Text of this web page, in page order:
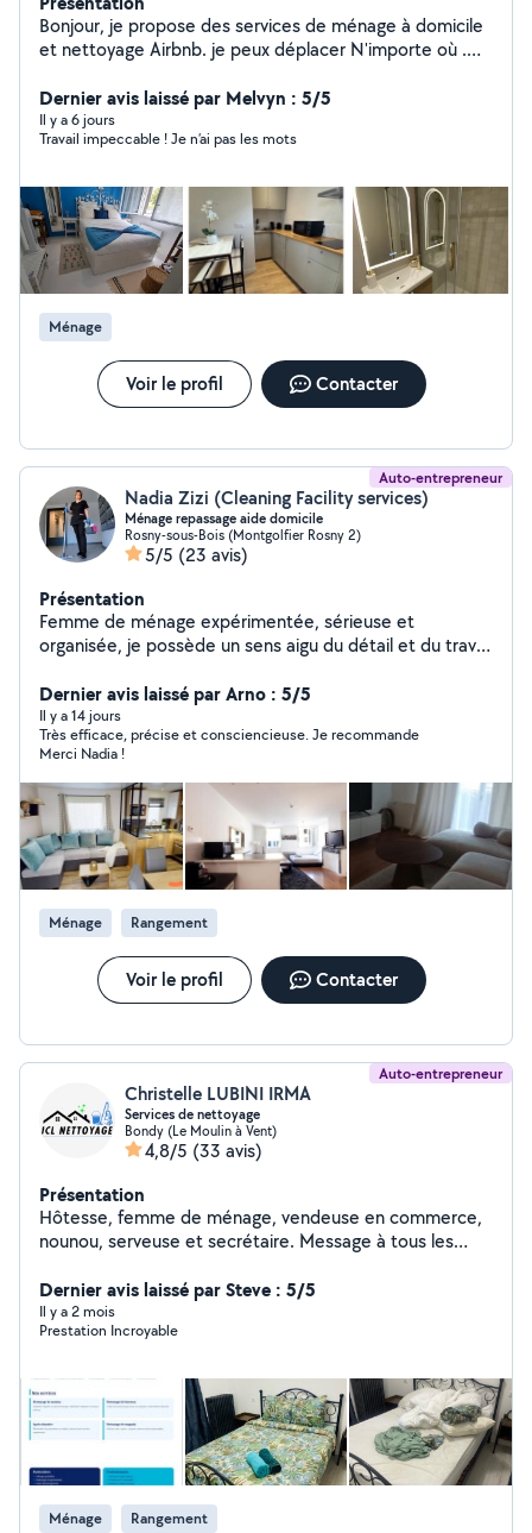
Bonjour, je propose des services de ménage à domicile
et nettoyage Airbnb. je peux déplacer N'importe où .
nettoyage d'appartements, entretien général et
repassage. Je fais aussi un nettoyage complet : vitres,
fenêtres, surfaces vitrées, ainsi que les murs, plinthes et
pour un résultat impeccable. Je suis disponible tous les
jours. N'hésitez pas à me contacter.14/h
Dernier avis laissé par Melvyn : 5/5
Il y a 6 jours
Travail impeccable ! Je n’ai pas les mots
Ménage
Voir le profil Contacter
Auto-entrepreneur
Nadia Zizi (Cleaning Facility services)
Ménage repassage aide domicile
Rosny-sous-Bois (Montgolfier Rosny 2)
5/5 (23 avis)
Présentation
Femme de ménage expérimentée, sérieuse et
organisée, je possède un sens aigu du détail et du travail
maîtrise l'entretien complet des logements et locaux
professionnels. Ponctuelle et autonome, je m'adapte
facilement aux besoins des clients
Dernier avis laissé par Arno : 5/5
Il y a 14 jours
Très efficace, précise et consciencieuse. Je recommande
Merci Nadia !
Ménage Rangement
Voir le profil Contacter
Auto-entrepreneur
Christelle LUBINI IRMA
Services de nettoyage
Bondy (Le Moulin à Vent)
4,8/5 (33 avis)
Présentation
Hôtesse, femme de ménage, vendeuse en commerce,
nounou, serveuse et secrétaire. Message à tous les
sur AlloVoisins.
Dernier avis laissé par Steve : 5/5
Il y a 2 mois
Prestation Incroyable
Ménage Rangement